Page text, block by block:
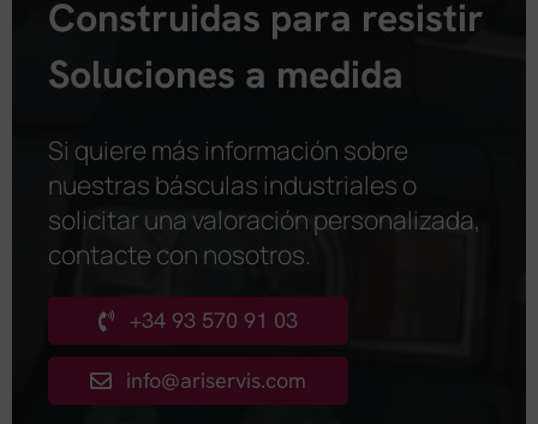
Construidas para resistir
Soluciones a medida
Si quiere más información sobre
nuestras básculas industriales o
solicitar una valoración personalizada,
contacte con nosotros.
+34 93 570 91 03
info@ariservis.com